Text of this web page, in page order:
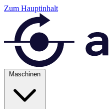
Zum Hauptinhalt
Maschinen